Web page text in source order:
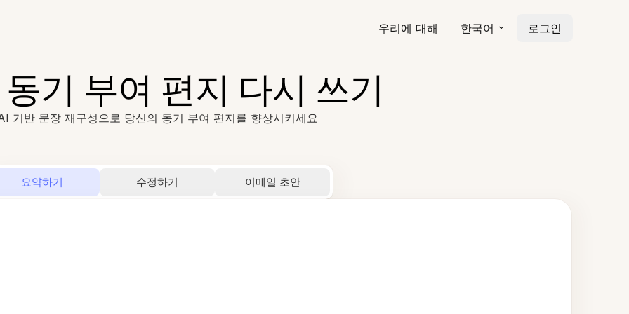
우리에 대해 한국어 로그인
기 부여 편지 다시 쓰기
기반 문장 재구성으로 당신의 동기 부여 편지를 향상시키세요
요약하기 수정하기 이메일 초안